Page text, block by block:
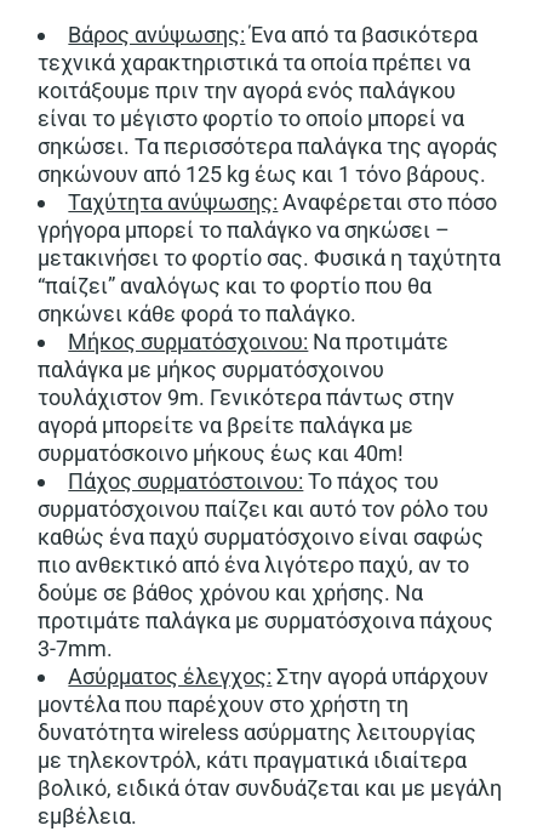
Βάρος ανύψωσης:Ένα από τα βασικότερα
τεχνικά χαρακτηριστικά τα οποία πρέπει να
κοιτάξουμε πριν την αγορά ενός παλάγκου
είναι το μέγιστο φορτίο το οποίο μπορεί να
σηκώσει. Τα περισσότερα παλάγκα της αγοράς
σηκώνουν από 125 kg έως και 1 τόνο βάρους.
Ταχύτητα ανύψωσης: Αναφέρεται στο πόσο
γρήγορα μπορεί το παλάγκο να σηκώσει –
μετακινήσει το φορτίο σας. Φυσικά η ταχύτητα
“παίζει” αναλόγως και το φορτίο που θα
σηκώνει κάθε φορά το παλάγκο.
Μήκος συρματόσχοινου: Να προτιμάτε
παλάγκα με μήκος συρματόσχοινου
τουλάχιστον 9m. Γενικότερα πάντως στην
αγορά μπορείτε να βρείτε παλάγκα με
συρματόσκοινο μήκους έως και 40m!
Πάχος συρματόστοινου: Το πάχος του
συρματόσχοινου παίζει και αυτό τον ρόλο του
καθώς ένα παχύ συρματόσχοινο είναι σαφώς
πιο ανθεκτικό από ένα λιγότερο παχύ, αν το
δούμε σε βάθος χρόνου και χρήσης. Να
προτιμάτε παλάγκα με συρματόσχοινα πάχους
3-7mm.
Ασύρματος έλεγχος: Στην αγορά υπάρχουν
μοντέλα που παρέχουν στο χρήστη τη
δυνατότητα wireless ασύρματης λειτουργίας
με τηλεκοντρόλ, κάτι πραγματικά ιδιαίτερα
βολικό, ειδικά όταν συνδυάζεται και με μεγάλη
εμβέλεια.